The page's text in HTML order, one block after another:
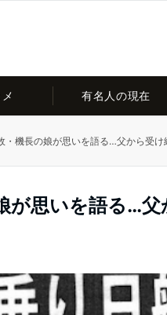
有名人の現在
・機長の娘が思いを語る…父から受
が思いを語る…